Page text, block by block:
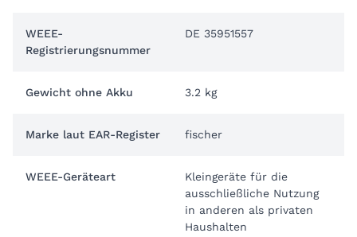
WEEE-
Registrierungsnummer
DE 35951557
Gewicht ohne Akku 3.2 kg
Marke laut EAR-Register fischer
WEEE-Geräteart
Kleingeräte für die
ausschließliche Nutzung
in anderen als privaten
Haushalten